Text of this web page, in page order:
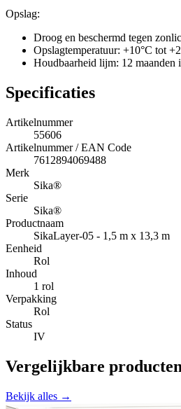
Opslag:
Droog en beschermd tegen
Opslagtemperatuur: +10°C tot
Houdbaarheid lijm: 12
Specificaties
Artikelnummer
55606
Artikelnummer / EAN Code
7612894069488
Merk
Sika®
Serie
Sika®
Productnaam
SikaLayer-05 - 1,5 m x 13,3 m
Eenheid
Rol
Inhoud
1 rol
Verpakking
Rol
Status
IV
Vergelijkbare producten
Bekijk alles →